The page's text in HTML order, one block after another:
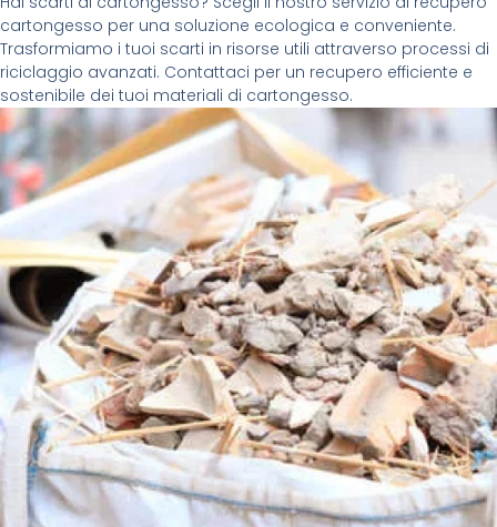
cartongesso per una soluzione ecologica e conveniente.
Trasformiamo i tuoi scarti in risorse utili attraverso processi di
riciclaggio avanzati. Contattaci per un recupero efficiente e
sostenibile dei tuoi materiali di cartongesso.